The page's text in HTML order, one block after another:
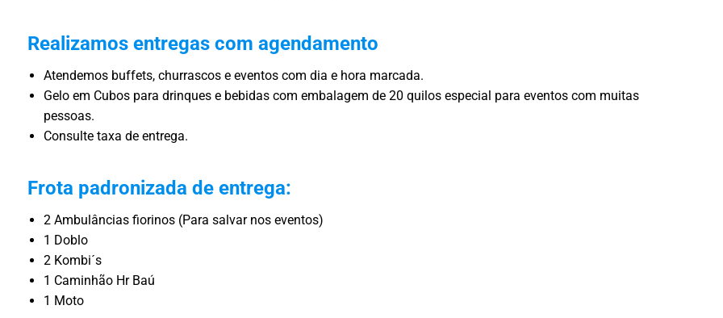
Realizamos entregas com agendamento
Atendemos buffets, churrascos e eventos com dia e hora marcada.
Gelo em Cubos para drinques e bebidas com embalagem de 20 quilos especial para eventos com muitas
pessoas.
Consulte taxa de entrega.
Frota padronizada de entrega:
2 Ambulâncias fiorinos (Para salvar nos eventos)
1 Doblo
2 Kombi´s
1 Caminhão Hr Baú
1 Moto